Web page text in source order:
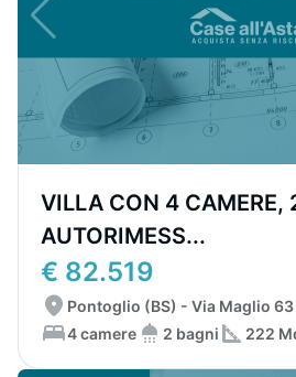
VILLA CON 4 CAMERE,
AUTORIMESS...
€ 82.519
Pontoglio (BS) - Via Maglio 63
4 camere
2 bagni 222